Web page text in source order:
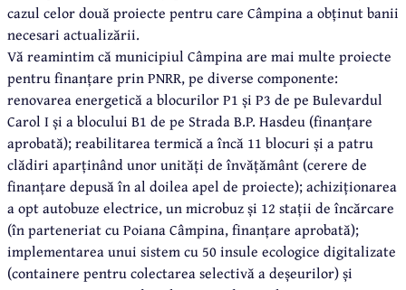
cazul celor două proiecte pentru care Câmpina a obținut banii
necesari actualizării.
Vă reamintim că municipiul Câmpina are mai multe proiecte
pentru finanțare prin PNRR, pe diverse componente:
renovarea energetică a blocurilor P1 și P3 de pe Bulevardul
Carol I și a blocului B1 de pe Strada B.P. Hasdeu (finanțare
aprobată); reabilitarea termică a încă 11 blocuri și a patru
clădiri aparținând unor unități de învățământ (cerere de
finanțare depusă în al doilea apel de proiecte); achiziționarea
a opt autobuze electrice, un microbuz și 12 stații de încărcare
(în parteneriat cu Poiana Câmpina, finanțare aprobată);
implementarea unui sistem cu 50 insule ecologice digitalizate
(containere pentru colectarea selectivă a deșeurilor) și